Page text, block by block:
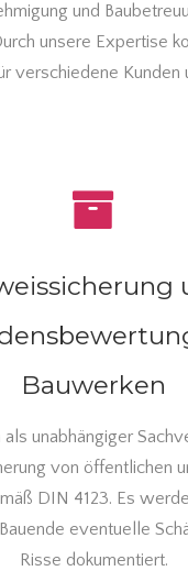
und
unsere Expertise
verschiedene Kunden
Bauwerken
unabhängiger
von öffentlichen
DIN 4123. Es
eventuelle
Risse dokumentiert.